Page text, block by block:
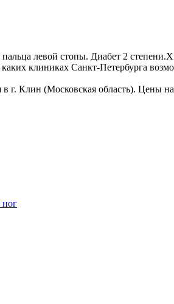
левой стопы. Диабет 2
клиниках Санкт-Петербурга
г. Клин (Московская область). Цены
ног